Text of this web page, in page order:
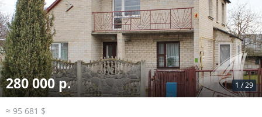
1 /29
280 000 р.
≈ 95 681 $